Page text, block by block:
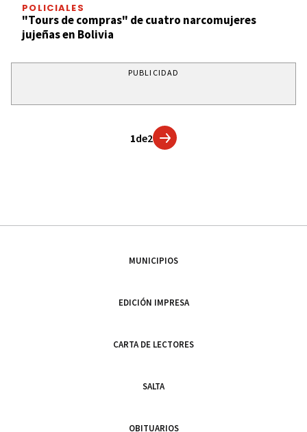
POLICIALES
"Tours de compras" de cuatro narcomujeres
jujeñas en Bolivia
PUBLICIDAD
1de2
MUNICIPIOS
EDICIÓN IMPRESA
CARTA DE LECTORES
SALTA
OBITUARIOS